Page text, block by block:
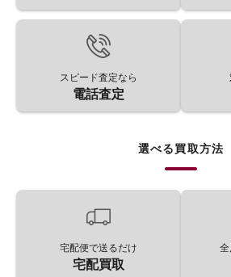
スピード査定なら
電話査定
選べる買取方法
宅配便で送るだけ
宅配買取